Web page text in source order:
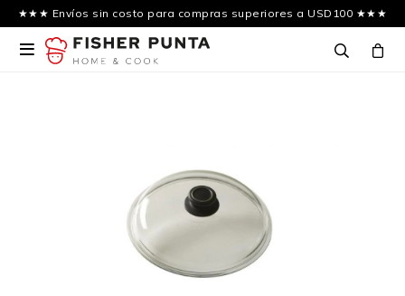
★★★ Envíos sin costo para compras superiores a USD100 ★★★
